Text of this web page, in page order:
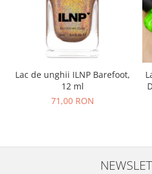
Lac de unghii ILNP Barefoot,
12 ml
71,00 RON